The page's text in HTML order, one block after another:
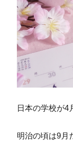
日本の学校が4
明治の頃は9月